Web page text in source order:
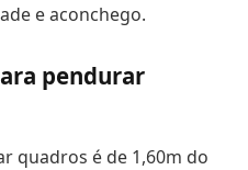
e aconchego.
pendurar
quadros é de 1,60m do